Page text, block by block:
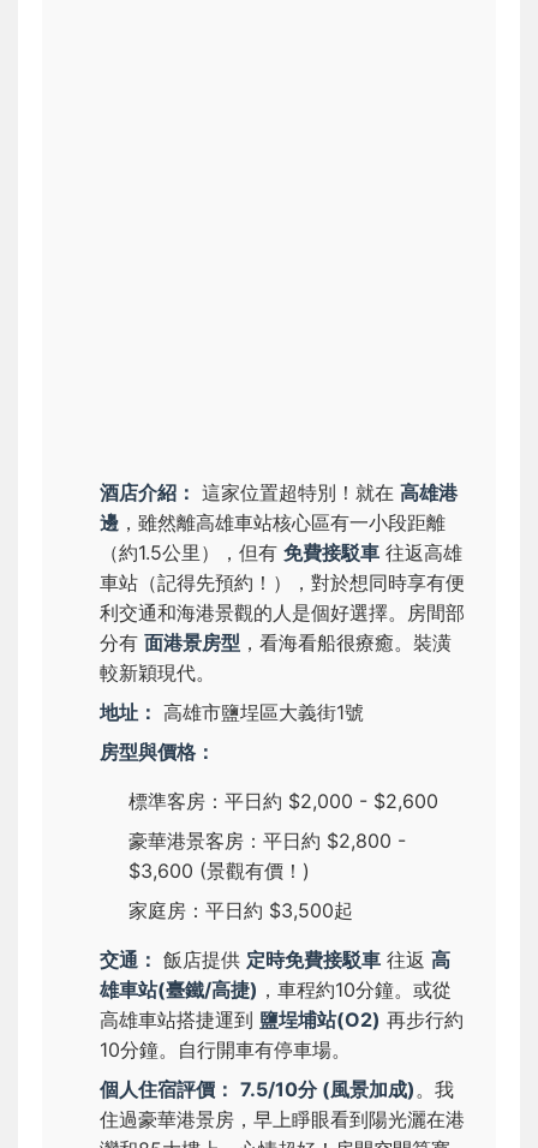
酒店介紹： 這家位置超特別！就在 高雄港
邊 ，雖然離高雄車站核心區有一小段距離
（約1.5公里），但有 免費接駁車 往返高雄
車站（記得先預約！），對於想同時享有便
利交通和海港景觀的人是個好選擇。房間部
分有 面港景房型 ，看海看船很療癒。裝潢
較新穎現代。
地址： 高雄市鹽埕區大義街1號
房型與價格：
標準客房：平日約 $2,000 - $2,600
豪華港景客房：平日約 $2,800 -
$3,600 (景觀有價！)
家庭房：平日約 $3,500起
交通： 飯店提供 定時免費接駁車 往返 高
雄車站(臺鐵/高捷) ，車程約10分鐘。或從
高雄車站搭捷運到 鹽埕埔站(O2) 再步行約
10分鐘。自行開車有停車場。
個人住宿評價： 7.5/10分 (風景加成)。我
住過豪華港景房，早上睜眼看到陽光灑在港